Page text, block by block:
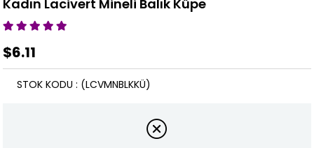
Kadın Lacivert Mineli Balık Küpe
$6.11
(LCVMNBLKKÜ)
STOK KODU